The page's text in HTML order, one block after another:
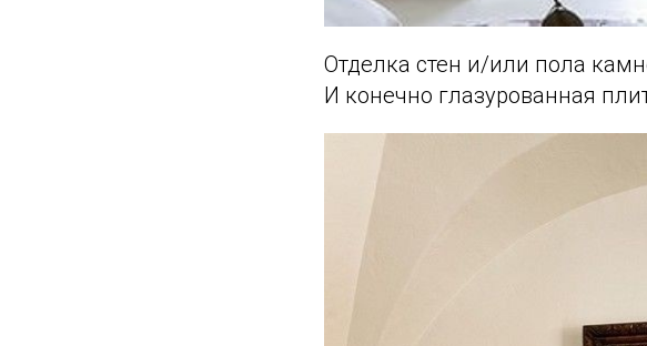
Отделка стен и/или пола
И конечно глазурованная